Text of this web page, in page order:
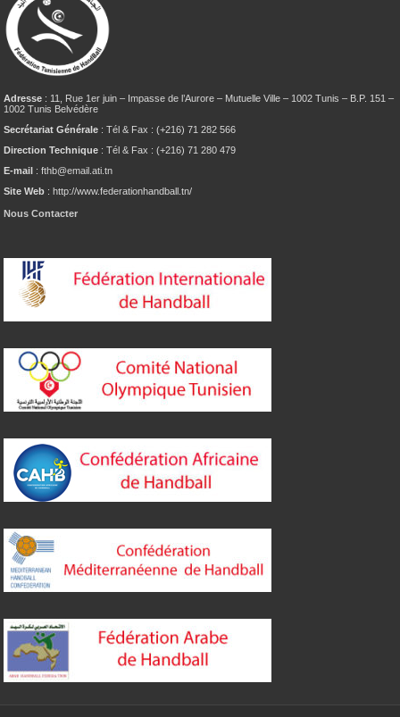
Adresse : 11, Rue 1er juin – Impasse de l’Aurore – Mutuelle Ville – 1002 Tunis – B.P. 151 –
1002 Tunis Belvédère
Secrétariat Générale : Tél & Fax : (+216) 71 282 566
Direction Technique : Tél & Fax : (+216) 71 280 479
E-mail : fthb@email.ati.tn
Site Web : http://www.federationhandball.tn/
Nous Contacter